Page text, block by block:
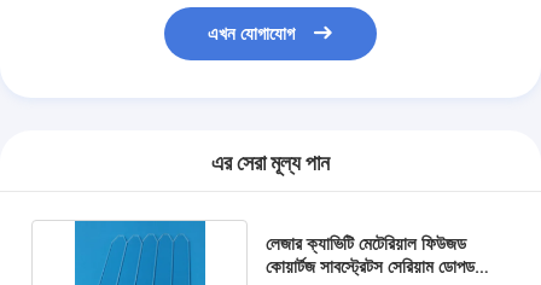
এখন যোগাযোগ
এর সেরা মূল্য পান
লেজার ক্যাভিটি মেটেরিয়াল ফিউজড
কোয়ার্টজ সাবস্ট্রেটস সেরিয়াম ডোপড